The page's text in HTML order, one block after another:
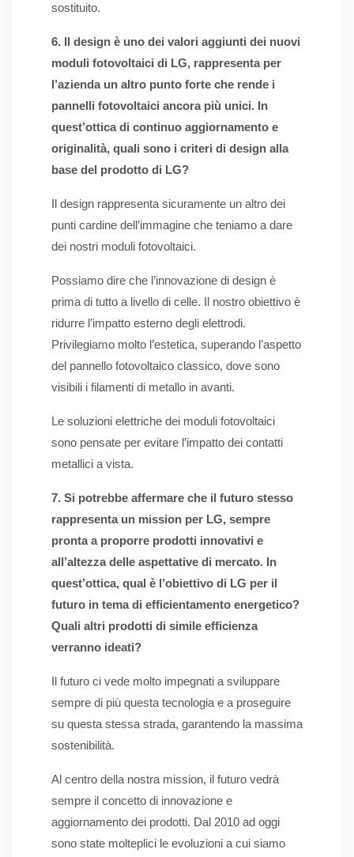
sostituito.
6. Il design è uno dei valori aggiunti dei nuovi
moduli fotovoltaici di LG, rappresenta per
l’azienda un altro punto forte che rende i
pannelli fotovoltaici ancora più unici. In
quest’ottica di continuo aggiornamento e
originalità, quali sono i criteri di design alla
base del prodotto di LG?
Il design rappresenta sicuramente un altro dei
punti cardine dell’immagine che teniamo a dare
dei nostri moduli fotovoltaici.
Possiamo dire che l’innovazione di design è
prima di tutto a livello di celle. Il nostro obiettivo è
ridurre l’impatto esterno degli elettrodi.
Privilegiamo molto l’estetica, superando l’aspetto
del pannello fotovoltaico classico, dove sono
visibili i filamenti di metallo in avanti.
Le soluzioni elettriche dei moduli fotovoltaici
sono pensate per evitare l’impatto dei contatti
metallici a vista.
7. Si potrebbe affermare che il futuro stesso
rappresenta un mission per LG, sempre
pronta a proporre prodotti innovativi e
all’altezza delle aspettative di mercato. In
quest’ottica, qual è l’obiettivo di LG per il
futuro in tema di efficientamento energetico?
Quali altri prodotti di simile efficienza
verranno ideati?
Il futuro ci vede molto impegnati a sviluppare
sempre di più questa tecnologia e a proseguire
su questa stessa strada, garantendo la massima
sostenibilità.
Al centro della nostra mission, il futuro vedrà
sempre il concetto di innovazione e
aggiornamento dei prodotti. Dal 2010 ad oggi
sono state molteplici le evoluzioni a cui siamo